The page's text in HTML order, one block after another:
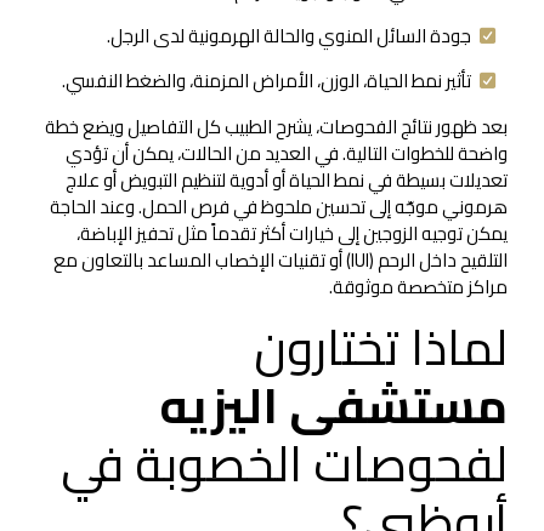
جودة السائل المنوي والحالة الهرمونية لدى الرجل.
تأثير نمط الحياة، الوزن، الأمراض المزمنة، والضغط النفسي.
بعد ظهور نتائج الفحوصات، يشرح الطبيب كل التفاصيل ويضع خطة
واضحة للخطوات التالية. في العديد من الحالات، يمكن أن تؤدي
تعديلات بسيطة في نمط الحياة أو أدوية لتنظيم التبويض أو علاج
هرموني موجّه إلى تحسين ملحوظ في فرص الحمل. وعند الحاجة
يمكن توجيه الزوجين إلى خيارات أكثر تقدماً مثل تحفيز الإباضة،
التلقيح داخل الرحم (IUI) أو تقنيات الإخصاب المساعد بالتعاون مع
مراكز متخصصة موثوقة.
لماذا تختارون
مستشفى اليزيه
لفحوصات الخصوبة في